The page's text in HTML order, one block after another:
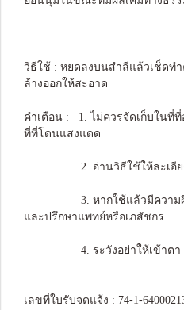
วิธีใช้ : หยดลงบนสำลีแล้วเช็ดท
ล้างออกให้สะอาด
คำเตือน : 1. ไม่ควรจัดเก็บในที่
ที่ที่โดนแสงแดด
2. อ่านวิธีใช้ให้ละเอียดแล
3. หากใช้แล้วมีความผิดป
และปรึกษาแพทย์หรือเภสัชกร
4. ระวังอย่าให้เข้าตา
เลขที่ใบรับจดแจ้ง : 74-1-